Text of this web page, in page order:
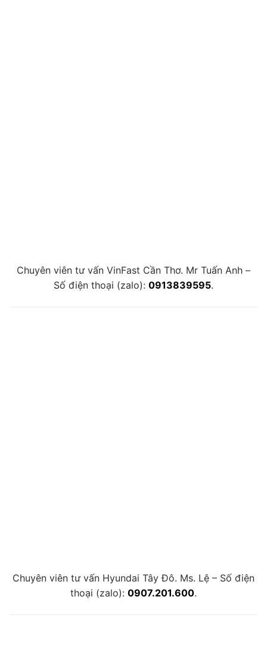
Chuyên viên tư vấn VinFast Cần Thơ. Mr Tuấn Anh –
Số điện thoại (zalo): 0913839595.
Chuyên viên tư vấn Hyundai Tây Đô. Ms. Lệ – Số điện
thoại (zalo): 0907.201.600.